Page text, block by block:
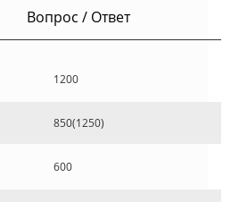
Вопрос / Ответ
1200
850(1250)
600